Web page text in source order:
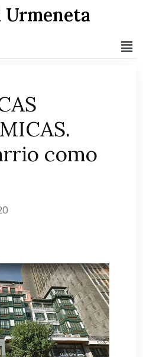
como